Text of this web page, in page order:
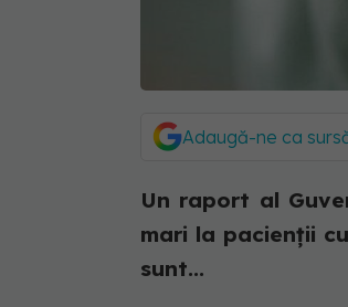
Adaugă-ne ca
Un raport al
mari la pacienții
sunt...